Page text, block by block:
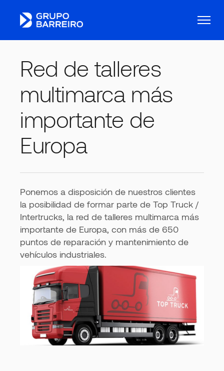
Red de talleres
multimarca más
importante de
Europa
Ponemos a disposición de nuestros clientes
la posibilidad de formar parte de Top Truck /
Intertrucks, la red de talleres multimarca más
importante de Europa, con más de 650
puntos de reparación y mantenimiento de
vehículos industriales.